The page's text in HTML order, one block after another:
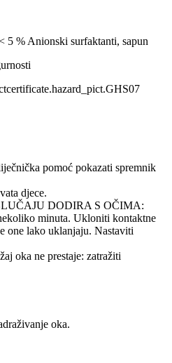
5 % Anionski surfaktanti, sapun
pomoć pokazati spremnik
djece.
DODIRA S OČIMA:
minuta. Ukloniti kontaktne
one lako uklanjaju. Nastaviti
oka ne prestaje: zatražiti
oka.